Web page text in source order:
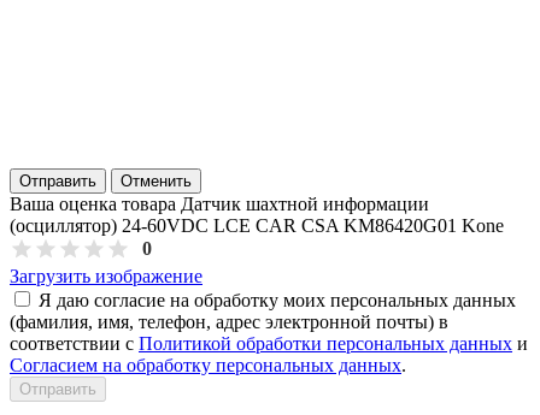
Отправить Отменить
Ваша оценка товара Датчик шахтной информации
(осциллятор) 24-60VDC LCE CAR CSA KM86420G01 Kone
0
Загрузить изображение
Я даю согласие на обработку моих персональных данных
(фамилия, имя, телефон, адрес электронной почты) в
соответствии с Политикой обработки персональных данных и
Согласием на обработку персональных данных.